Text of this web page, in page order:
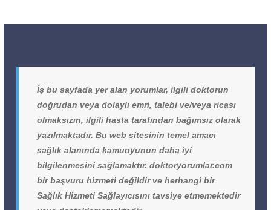
İş bu sayfada yer alan yorumlar, ilgili doktorun
doğrudan veya dolaylı emri, talebi ve/veya ricası
olmaksızın, ilgili hasta tarafından bağımsız olarak
yazılmaktadır. Bu web sitesinin temel amacı
sağlık alanında kamuoyunun daha iyi
bilgilenmesini sağlamaktır. doktoryorumlar.com
bir başvuru hizmeti değildir ve herhangi bir
Sağlık Hizmeti Sağlayıcısını tavsiye etmemektedir